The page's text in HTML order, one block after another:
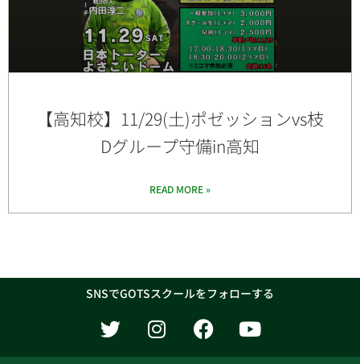
【高知校】11/29(土)ポゼッションvs枝
Dグループ守備in高知
READ MORE »
SNSでGOTSスクールをフォローする
T
w
i
I
n
s
F
a
c
Y
o
u